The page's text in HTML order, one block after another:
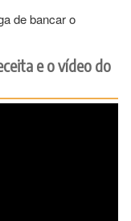
de bancar o
e o vídeo do